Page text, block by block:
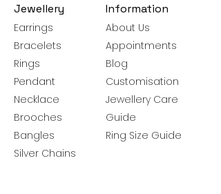
Jewellery
Earrings
Bracelets
Rings
Pendant
Necklace
Brooches
Bangles
Silver Chains
Information
About Us
Appointments
Blog
Customisation
Jewellery Care
Guide
Ring Size Guide